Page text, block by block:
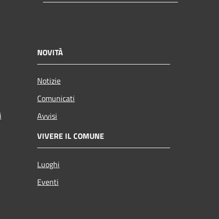
NOVITÀ
Notizie
Comunicati
Avvisi
VIVERE IL COMUNE
Luoghi
Eventi